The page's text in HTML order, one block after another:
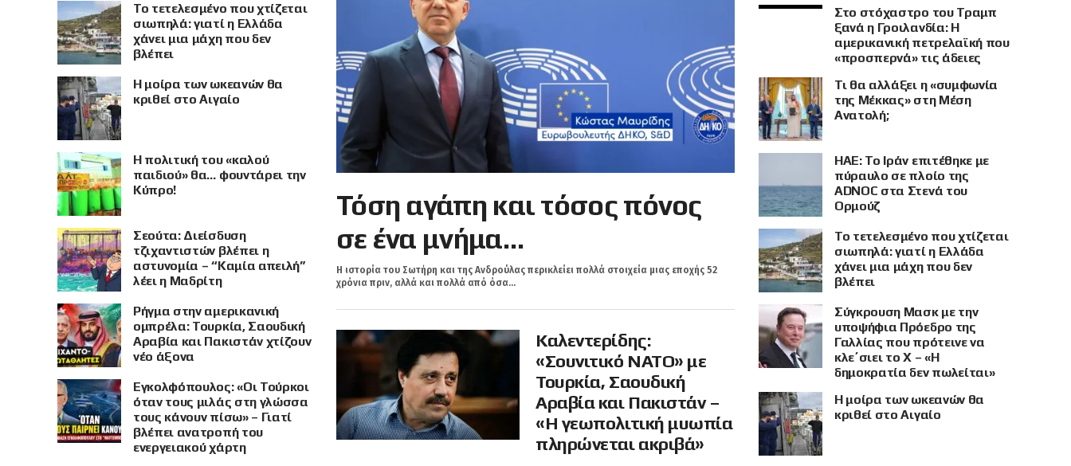
Τόση αγάπη και τόσος πόνος
σε ένα μνήμα…
Η ιστορία του Σωτήρη και της Ανδρούλας περικλείει πολλά στοιχεία μιας εποχής 52
χρόνια πριν, αλλά και πολλά από όσα...
Καλεντερίδης:
«Σουνιτικό ΝΑΤΟ» με
Τουρκία, Σαουδική
Αραβία και Πακιστάν –
«Η γεωπολιτική μυωπία
πληρώνεται ακριβά»
Το τετελεσμένο που χτίζεται
σιωπηλά: γιατί η Ελλάδα
χάνει μια μάχη που δεν
βλέπει
Η μοίρα των ωκεανών θα
κριθεί στο Αιγαίο
Η πολιτική του «καλού
παιδιού» θα… φουντάρει την
Κύπρο!
Σεούτα: Διείσδυση
τζιχαντιστών βλέπει η
αστυνομία – “Καμία απειλή”
λέει η Μαδρίτη
Ρήγμα στην αμερικανική
ομπρέλα: Τουρκία, Σαουδική
Αραβία και Πακιστάν χτίζουν
νέο άξονα
Εγκολφόπουλος: «Οι Τούρκοι
όταν τους μιλάς στη γλώσσα
τους κάνουν πίσω» – Γιατί
βλέπει ανατροπή του
ενεργειακού χάρτη
Στο στόχαστρο του Τραμπ
ξανά η Γροιλανδία: Η
αμερικανική πετρελαϊκή που
«προσπερνά» τις άδειες
Τι θα αλλάξει η «συμφωνία
της Μέκκας» στη Μέση
Ανατολή;
ΗΑΕ: Το Ιράν επιτέθηκε με
πύραυλο σε πλοίο της
ADNOC στα Στενά του
Ορμούζ
Το τετελεσμένο που χτίζεται
σιωπηλά: γιατί η Ελλάδα
χάνει μια μάχη που δεν
βλέπει
Σύγκρουση Μασκ με την
υποψήφια Πρόεδρο της
Γαλλίας που πρότεινε να
κλε΄σιει το X – «Η
δημοκρατία δεν πωλείται»
Η μοίρα των ωκεανών θα
κριθεί στο Αιγαίο